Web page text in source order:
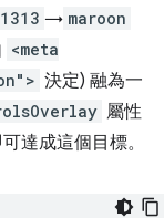
→ maroon
<meta
決定) 融為一
屬性
達成這個目標。